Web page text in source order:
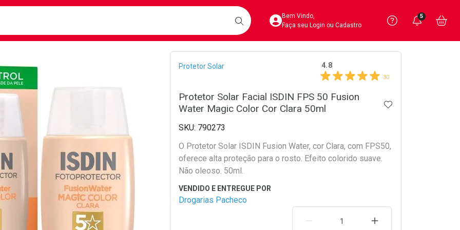
BUSCARAcesse sua Conta
Bem Vindo,
Faça seu Login ou Cadastro
Precisa
Ver Recursos
Você
5
Breadcrumb
Protetor Solar 4.8
30
Protetor Solar Facial ISDIN FPS 50 Fusion
Water Magic Color Cor Clara 50ml
ADICIONAR AOS
790273
O Protetor Solar ISDIN Fusion Water, cor Clara, com FPS50,
oferece alta proteção para o rosto. Efeito colorido suave.
Não oleoso. 50ml.
Drogarias Pacheco
REMOVER UMA UNIDADEAUMENTAR UMA